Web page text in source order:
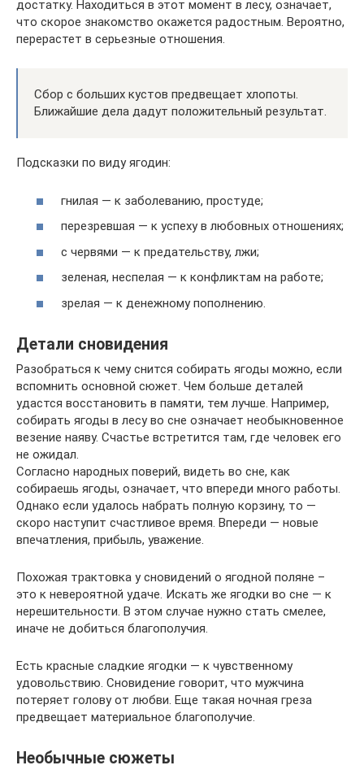
достатку. Находиться в этот момент в лесу, означает,
что скорое знакомство окажется радостным. Вероятно,
перерастет в серьезные отношения.
Сбор с больших кустов предвещает хлопоты.
Ближайшие дела дадут положительный результат.
Подсказки по виду ягодин:
гнилая — к заболеванию, простуде;
перезревшая — к успеху в любовных отношениях;
с червями — к предательству, лжи;
зеленая, неспелая — к конфликтам на работе;
зрелая — к денежному пополнению.
Детали сновидения
Разобраться к чему снится собирать ягоды можно, если
вспомнить основной сюжет. Чем больше деталей
удастся восстановить в памяти, тем лучше. Например,
собирать ягоды в лесу во сне означает необыкновенное
везение наяву. Счастье встретится там, где человек его
не ожидал.
Согласно народных поверий, видеть во сне, как
собираешь ягоды, означает, что впереди много работы.
Однако если удалось набрать полную корзину, то —
скоро наступит счастливое время. Впереди — новые
впечатления, прибыль, уважение.
Похожая трактовка у сновидений о ягодной поляне –
это к невероятной удаче. Искать же ягодки во сне — к
нерешительности. В этом случае нужно стать смелее,
иначе не добиться благополучия.
Есть красные сладкие ягодки — к чувственному
удовольствию. Сновидение говорит, что мужчина
потеряет голову от любви. Еще такая ночная греза
предвещает материальное благополучие.
Необычные сюжеты